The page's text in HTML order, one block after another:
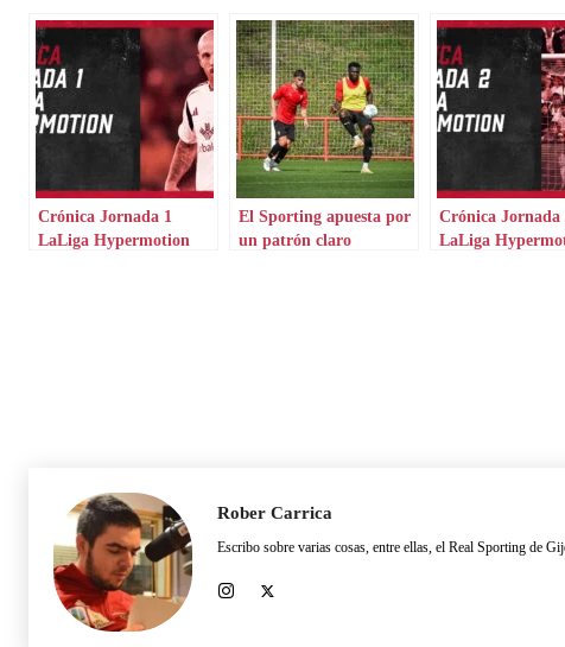
Crónica Jornada 1
LaLiga Hypermotion
El Sporting apuesta por
un patrón claro
Crónica Jornada
LaLiga
Rober Carrica
Escribo sobre varias cosas, entre ellas, el Real Sporting de